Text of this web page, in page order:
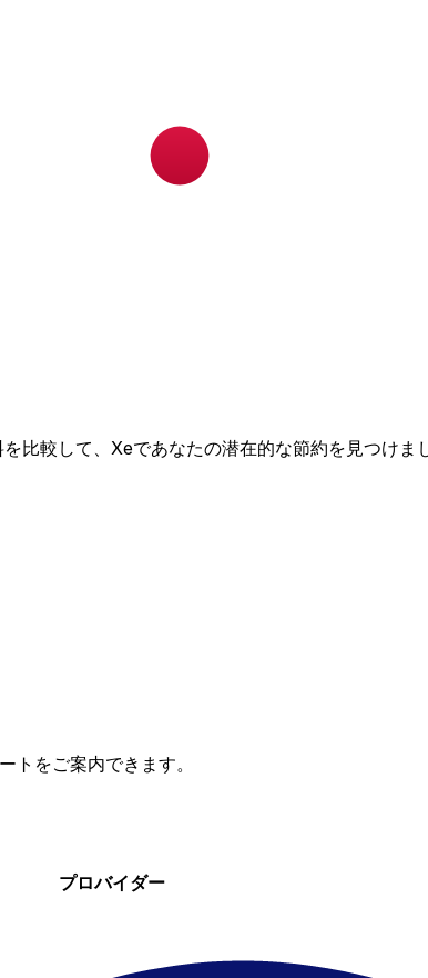
比較して、Xeであなたの潜在的な節約を見つけま
トをご案内できます。
プロバイダー